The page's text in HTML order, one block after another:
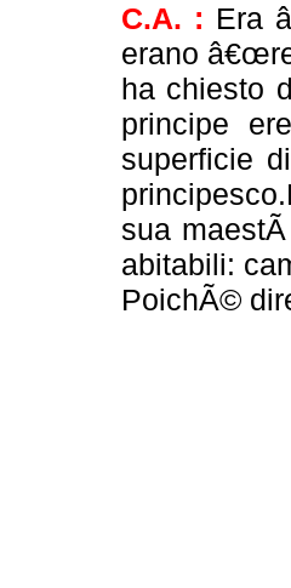
C.A. : Era
erano
ha chiesto
principe
superficie
sua
abitabili:
PoichÃ©